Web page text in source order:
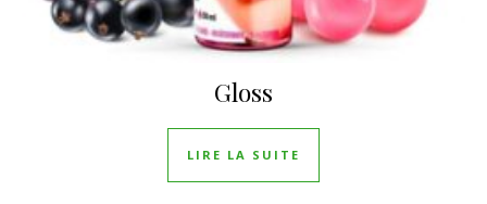
Gloss
LIRE LA SUITE